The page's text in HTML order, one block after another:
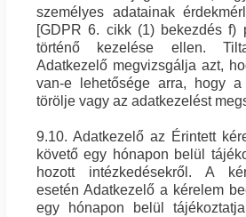
személyes adatainak
[GDPR 6. cikk (1) bekezdés f)
történő kezelése ellen.
Adatkezelő megvizsgálja azt,
van-e lehetősége arra, hogy a
törölje vagy az adatkezelést
9.10. Adatkezelő az Érintett
követő egy hónapon belül
hozott intézkedésekről. A
esetén Adatkezelő a kérelem
egy hónapon belül